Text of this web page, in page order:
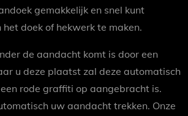
gemakkelijk en snel kunt
doek of hekwerk te maken.
de aandacht komt is door een
u deze plaatst zal deze automatisch
rode graffiti op aangebracht is.
uw aandacht trekken. Onze